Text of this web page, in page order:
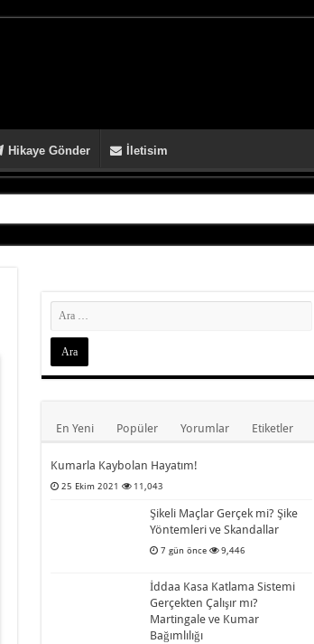
Hikaye Gönder İletisim
En Yeni Popüler Yorumlar Etiketler
Kumarla Kaybolan Hayatım!
25 Ekim 2021 11,043
Şikeli Maçlar Gerçek mi? Şike
Yöntemleri ve Skandallar
7 gün önce 9,446
İddaa Kasa Katlama Sistemi
Gerçekten Çalışır mı?
Martingale ve Kumar
Bağımlılığı